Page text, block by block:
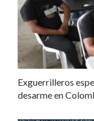
Exguerrilleros
desarme en